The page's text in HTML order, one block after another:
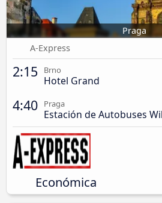
Praga
A-Express
2:15 Brno
Hotel Grand
4:40 Praga
Estación de Autobuses
Económica